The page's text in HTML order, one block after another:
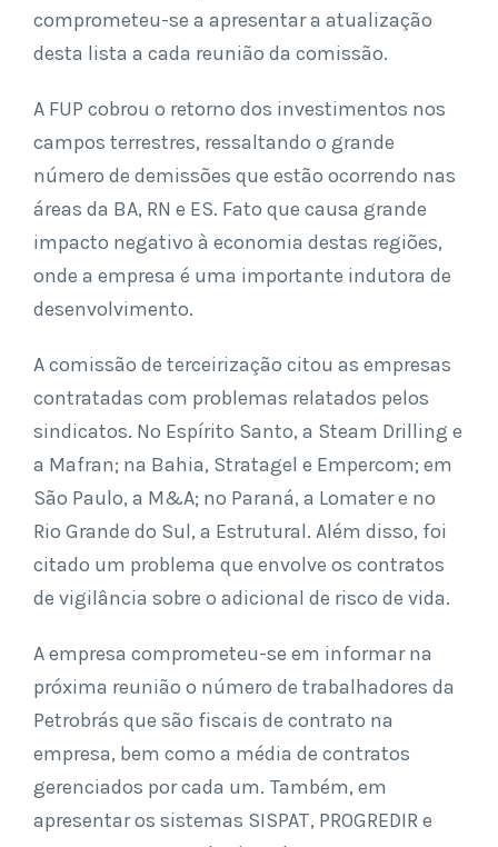
comprometeu-se a apresentar a atualização
desta lista a cada reunião da comissão.
A FUP cobrou o retorno dos investimentos nos
campos terrestres, ressaltando o grande
número de demissões que estão ocorrendo nas
áreas da BA, RN e ES. Fato que causa grande
impacto negativo à economia destas regiões,
onde a empresa é uma importante indutora de
desenvolvimento.
A comissão de terceirização citou as empresas
contratadas com problemas relatados pelos
sindicatos. No Espírito Santo, a Steam Drilling e
a Mafran; na Bahia, Stratagel e Empercom; em
São Paulo, a M&A; no Paraná, a Lomater e no
Rio Grande do Sul, a Estrutural. Além disso, foi
citado um problema que envolve os contratos
de vigilância sobre o adicional de risco de vida.
A empresa comprometeu-se em informar na
próxima reunião o número de trabalhadores da
Petrobrás que são fiscais de contrato na
empresa, bem como a média de contratos
gerenciados por cada um. Também, em
apresentar os sistemas SISPAT, PROGREDIR e